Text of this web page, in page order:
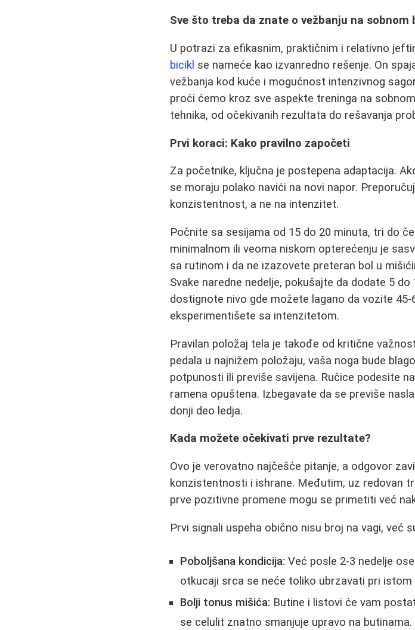
Sve što treba da znate o vežbanju na sobnom
U potrazi za efikasnim, praktičnim i relativno
bicikl se nameće kao izvanredno rešenje. On
vežbanja kod kuće i mogućnost intenzivnog
proći ćemo kroz sve aspekte treninga na
tehnika, od očekivanih rezultata do rešavanja
Prvi koraci: Kako pravilno započeti
Za početnike, ključna je postepena adaptacija.
se moraju polako navići na novi napor.
konzistentnost, a ne na intenzitet.
Počnite sa sesijama od 15 do 20 minuta, tri do
minimalnom ili veoma niskom opterećenju je
sa rutinom i da ne izazovete preteran bol u
Svake naredne nedelje, pokušajte da dodate 5
dostignote nivo gde možete lagano da vozite
eksperimentišete sa intenzitetom.
Pravilan položaj tela je takođe od kritične
pedala u najnižem položaju, vaša noga bude
potpunosti ili previše savijena. Ručice podesite
ramena opuštena. Izbegavate da se previše
donji deo ledja.
Kada možete očekivati prve rezultate?
Ovo je verovatno najčešće pitanje, a odgovor
konzistentnosti i ishrane. Međutim, uz redovan
prve pozitivne promene mogu se primetiti već
Prvi signali uspeha obično nisu broj na vagi, već
Poboljšana kondicija: Već posle 2-3 nedelje
otkucaji srca se neće toliko ubrzavati pri istom
Bolji tonus mišića: Butine i listovi će vam
se celulit znatno smanjuje upravo na butinama.